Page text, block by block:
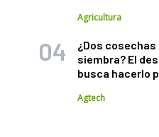
Agricultura
¿Dos cosechas
siembra? El
busca hacerlo
Agtech